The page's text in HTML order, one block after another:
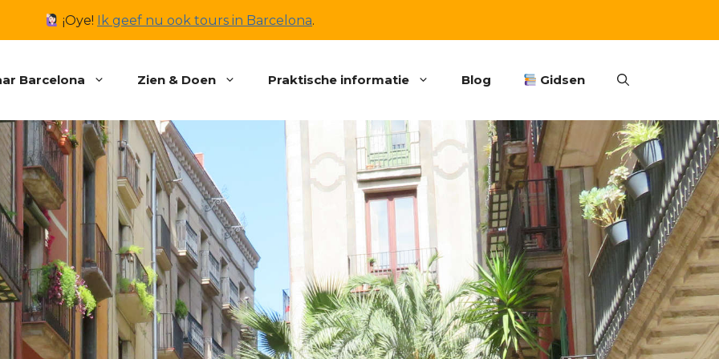
¡Oye! Ik geef nu ook tours in Barcelona.
Barcelona Zien & Doen Praktische informatie Blog Gidsen